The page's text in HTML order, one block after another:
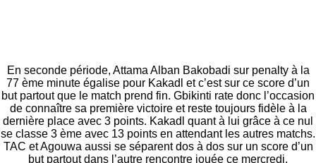
En seconde période, Attama Alban Bakobadi sur penalty à la
77 ème minute égalise pour Kakadl et c’est sur ce score d’un
but partout que le match prend fin. Gbikinti rate donc l’occasion
de connaître sa première victoire et reste toujours fidèle à la
dernière place avec 3 points. Kakadl quant à lui grâce à ce nul
se classe 3 ème avec 13 points en attendant les autres matchs.
TAC et Agouwa aussi se séparent dos à dos sur un score d’un
but partout dans l’autre rencontre jouée ce mercredi.